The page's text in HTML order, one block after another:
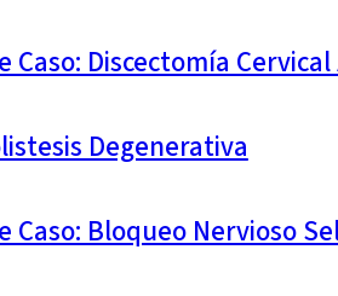
Caso: Discectomía
Degenerativa
Caso: Bloqueo Nervioso